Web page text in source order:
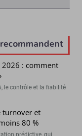
2026 : comment
le contrôle et la fiabilité
turnover et
80 %
prédictive, qui